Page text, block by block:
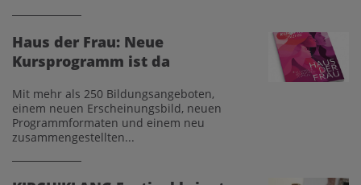
Haus der Frau: Neue
Kursprogramm ist da
Mit mehr als 250 Bildungsangeboten,
einem neuen Erscheinungsbild, neuen
Programmformaten und einem neu
zusammengestellten...